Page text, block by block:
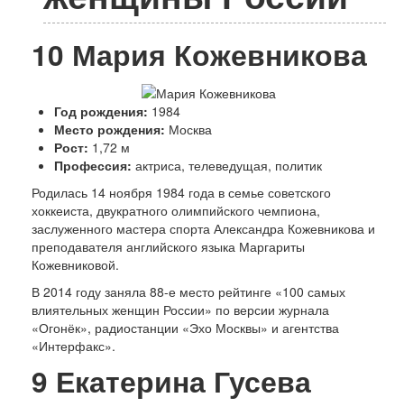
Спорт
10 Мария Кожевникова
Год рождения: 1984
Место рождения: Москва
Рост: 1,72 м
Профессия: актриса, телеведущая, политик
Родилась 14 ноября 1984 года в семье советского
хоккеиста, двукратного олимпийского чемпиона,
заслуженного мастера спорта Александра Кожевникова и
преподавателя английского языка Маргариты
Кожевниковой.
В 2014 году заняла 88-е место рейтинге «100 самых
влиятельных женщин России» по версии журнала
«Огонёк», радиостанции «Эхо Москвы» и агентства
«Интерфакс».
9 Екатерина Гусева